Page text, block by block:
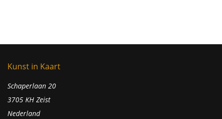
Kunst in Kaart
Schaperlaan 20
3705 KH Zeist
Nederland